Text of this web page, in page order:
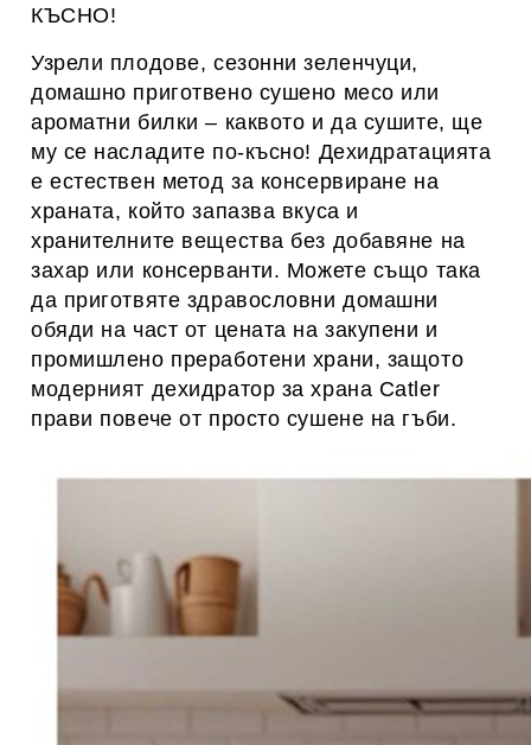
КЪСНО!
Узрели плодове, сезонни зеленчуци,
домашно приготвено сушено месо или
ароматни билки – каквото и да сушите, ще
му се насладите по-късно! Дехидратацията
е естествен метод за консервиране на
храната, който запазва вкуса и
хранителните вещества без добавяне на
захар или консерванти. Можете също така
да приготвяте здравословни домашни
обяди на част от цената на закупени и
промишлено преработени храни, защото
модерният дехидратор за храна Catler
прави повече от просто сушене на гъби.